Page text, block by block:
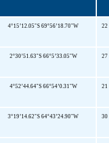
4°15’12.05"S 69°56’18.70"W 22
2°30’51.63"S 66°5’33.05"W 27
4°52’44.64"S 66°54’0.31"W 21
3°19’14.62"S 64°43’24.90"W 30